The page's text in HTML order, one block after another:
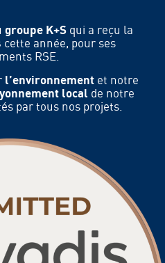
groupe K+S qui a reçu la
cette année, pour ses
RSE.
l’environnement et notre
local de notre
par tous nos projets.